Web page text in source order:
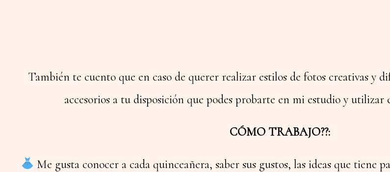
También te cuento que en caso de querer realizar estilos de fotos creativas y
accesorios a tu disposición que podes probarte en mi estudio y
CÓMO TRABAJO??:
Me gusta conocer a cada quinceañera, saber sus gustos, las ideas que tiene